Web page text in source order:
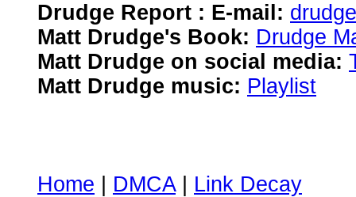
Drudge Report : E-mail:
Matt Drudge's Book: Drudge
Matt Drudge on social media:
Matt Drudge music: Playlist
Home DMCA| Link Decay